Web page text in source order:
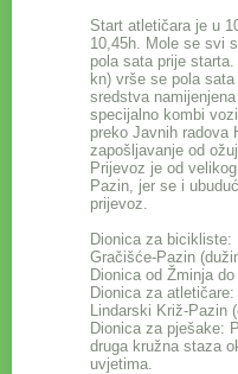
Start atletičara je u
10,45h. Mole se svi
pola sata prije
kn) vrše se pola
sredstva
specijalno kombi
preko Javnih radova
zapošljavanje od
Prijevoz je od
Pazin, jer se i
prijevoz.
Dionica za bicikliste:
Gračišće-Pazin
Dionica od Žminja
Dionica za
Lindarski Križ-Pazin
Dionica za pješake:
druga kružna staza
uvjetima.